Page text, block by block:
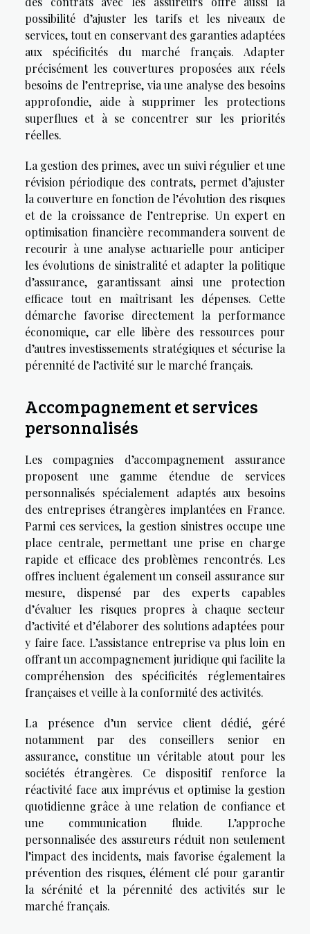
possibilité d’ajuster les tarifs et les niveaux de
services, tout en conservant des garanties adaptées
aux spécificités du marché français. Adapter
précisément les couvertures proposées aux réels
besoins de l’entreprise, via une analyse des besoins
approfondie, aide à supprimer les protections
superflues et à se concentrer sur les priorités
réelles.
La gestion des primes, avec un suivi régulier et une
révision périodique des contrats, permet d’ajuster
la couverture en fonction de l’évolution des risques
et de la croissance de l’entreprise. Un expert en
optimisation financière recommandera souvent de
recourir à une analyse actuarielle pour anticiper
les évolutions de sinistralité et adapter la politique
d’assurance, garantissant ainsi une protection
efficace tout en maîtrisant les dépenses. Cette
démarche favorise directement la performance
économique, car elle libère des ressources pour
d’autres investissements stratégiques et sécurise la
pérennité de l’activité sur le marché français.
Accompagnement et services
personnalisés
Les compagnies d’accompagnement assurance
proposent une gamme étendue de services
personnalisés spécialement adaptés aux besoins
des entreprises étrangères implantées en France.
Parmi ces services, la gestion sinistres occupe une
place centrale, permettant une prise en charge
rapide et efficace des problèmes rencontrés. Les
offres incluent également un conseil assurance sur
mesure, dispensé par des experts capables
d’évaluer les risques propres à chaque secteur
d’activité et d’élaborer des solutions adaptées pour
y faire face. L’assistance entreprise va plus loin en
offrant un accompagnement juridique qui facilite la
compréhension des spécificités réglementaires
françaises et veille à la conformité des activités.
La présence d’un service client dédié, géré
notamment par des conseillers senior en
assurance, constitue un véritable atout pour les
sociétés étrangères. Ce dispositif renforce la
réactivité face aux imprévus et optimise la gestion
quotidienne grâce à une relation de confiance et
une communication fluide. L’approche
personnalisée des assureurs réduit non seulement
l’impact des incidents, mais favorise également la
prévention des risques, élément clé pour garantir
la sérénité et la pérennité des activités sur le
marché français.